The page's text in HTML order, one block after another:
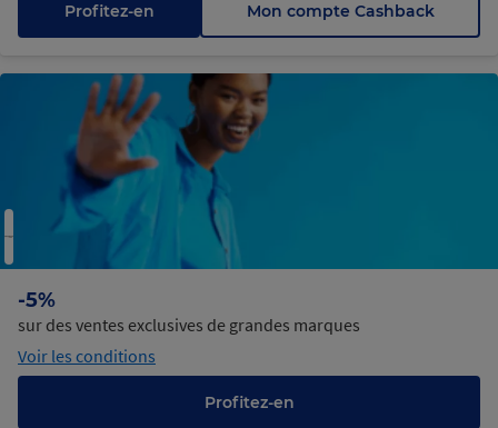
Profitez-en Mon compte Cashback
-5%
sur des ventes exclusives de grandes marques
Voir les conditions
Profitez-en